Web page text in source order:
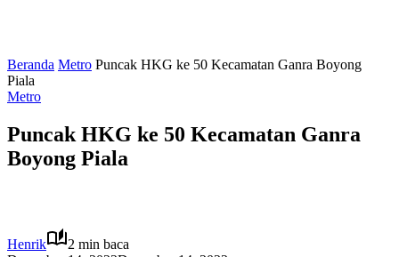
Beranda Metro Puncak HKG ke 50 Kecamatan Ganra Boyong
Piala
Metro
Puncak HKG ke 50 Kecamatan Ganra
Boyong Piala
Henrik
2 min baca